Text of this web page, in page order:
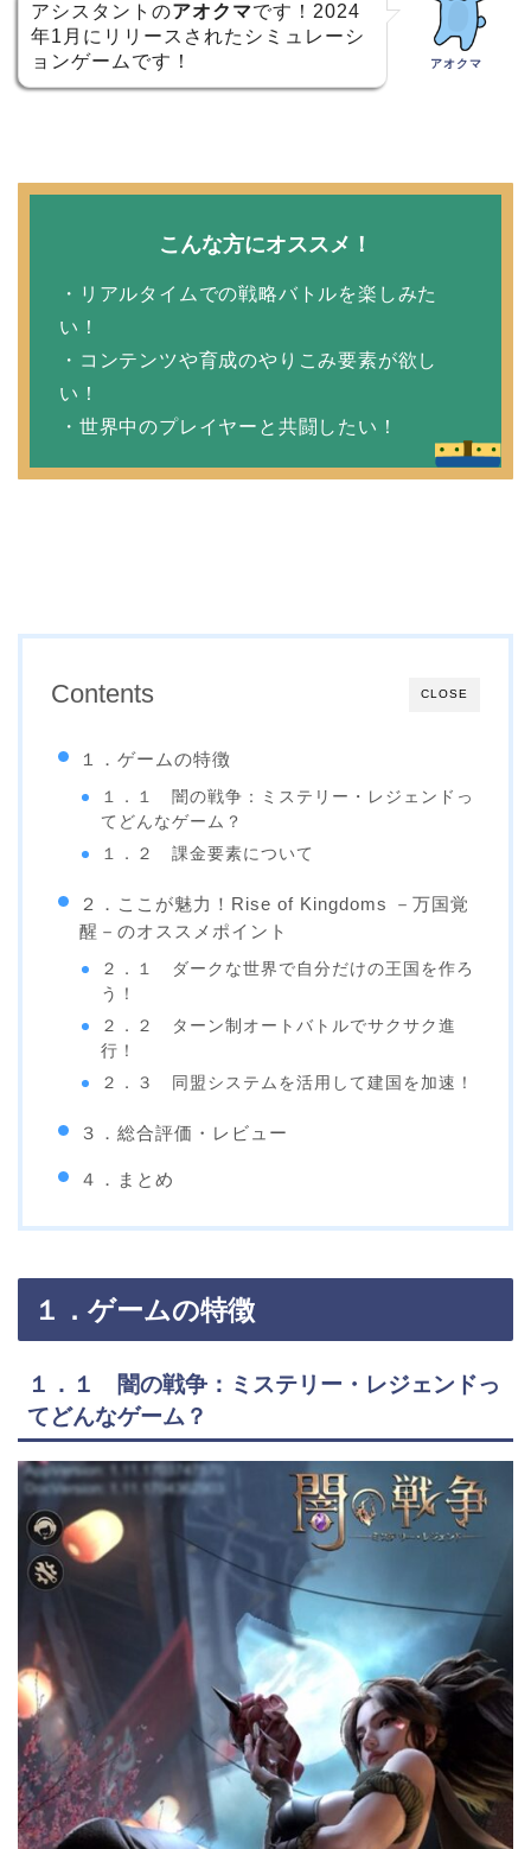
アシスタントのアオクマです！2024
年1月にリリースされたシミュレーシ
ョンゲームです！
アオクマ
こんな方にオススメ！
・リアルタイムでの戦略バトルを楽しみた
い！
・コンテンツや育成のやりこみ要素が欲し
い！
・世界中のプレイヤーと共闘したい！
CLOSE
Contents
１．ゲームの特徴
１．１ 闇の戦争：ミステリー・レジェンドっ
てどんなゲーム？
１．２ 課金要素について
２．ここが魅力！Rise of Kingdoms －万国覚
醒－のオススメポイント
２．１ ダークな世界で自分だけの王国を作ろ
う！
２．２ ターン制オートバトルでサクサク進
行！
２．３ 同盟システムを活用して建国を加速！
３．総合評価・レビュー
４．まとめ
１．ゲームの特徴
１．１ 闇の戦争：ミステリー・レジェンドっ
てどんなゲーム？